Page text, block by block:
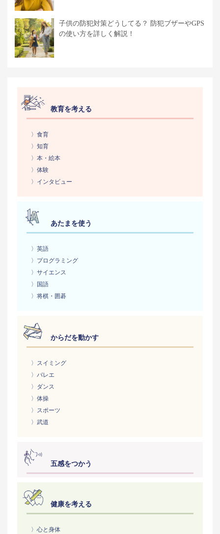
子供の防犯対策どうしてる？ 防犯ブザーやGPS
の使い方を詳しく解説！
教育を考える
〉食育
〉知育
〉本・絵本
〉体験
〉インタビュー
あたまを使う
〉英語
〉プログラミング
〉サイエンス
〉国語
〉将棋・囲碁
からだを動かす
〉スイミング
〉バレエ
〉ダンス
〉体操
〉スポーツ
〉武道
五感をつかう
健康を考える
〉心と身体